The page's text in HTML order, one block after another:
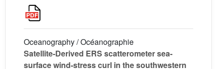
Oceanography / Océanographie
Satellite-Derived ERS scatterometer sea-
surface wind-stress curl in the southwestern